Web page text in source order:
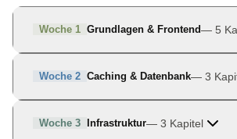
Woche 1 Grundlagen & Frontend— 5
Woche 2 Caching & Datenbank— 3
Woche 3 Infrastruktur— 3 Kapitel